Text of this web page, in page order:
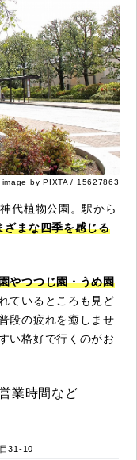
image by PIXTA / 15627863
代植物公園。駅から
ざまな四季を感じる
やつつじ園・うめ園
ているところも見ど
段の疲れを癒しませ
い格好で行くのがお
業時間など
31-10